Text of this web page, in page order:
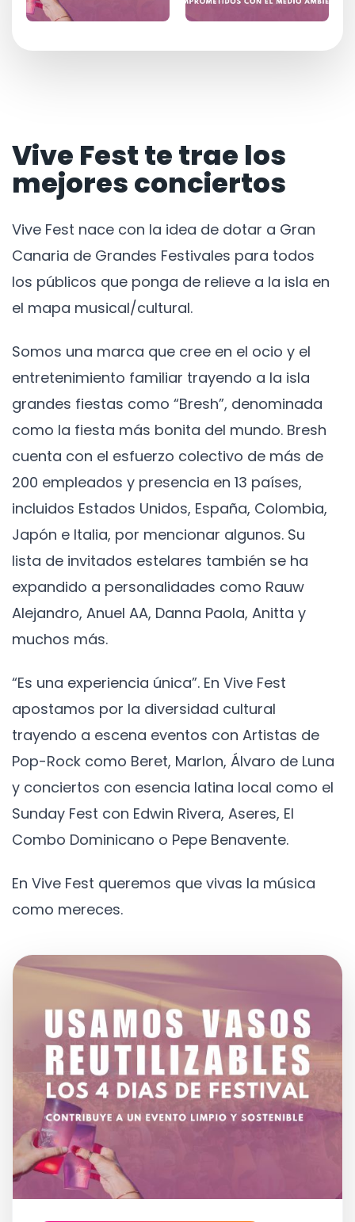
Vive Fest te trae los
mejores conciertos
Vive Fest nace con la idea de dotar a Gran
Canaria de Grandes Festivales para todos
los públicos que ponga de relieve a la isla en
el mapa musical/cultural.
Somos una marca que cree en el ocio y el
entretenimiento familiar trayendo a la isla
grandes fiestas como “Bresh”, denominada
como la fiesta más bonita del mundo. Bresh
cuenta con el esfuerzo colectivo de más de
200 empleados y presencia en 13 países,
incluidos Estados Unidos, España, Colombia,
Japón e Italia, por mencionar algunos. Su
lista de invitados estelares también se ha
expandido a personalidades como Rauw
Alejandro, Anuel AA, Danna Paola, Anitta y
muchos más.
“Es una experiencia única”. En Vive Fest
apostamos por la diversidad cultural
trayendo a escena eventos con Artistas de
Pop-Rock como Beret, Marlon, Álvaro de Luna
y conciertos con esencia latina local como el
Sunday Fest con Edwin Rivera, Aseres, El
Combo Dominicano o Pepe Benavente.
En Vive Fest queremos que vivas la música
como mereces.